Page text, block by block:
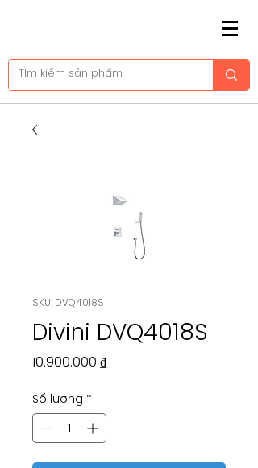
SKU: DVQ4018S
Divini DVQ4018S
10.900.000 ₫Giá
Số lượng *